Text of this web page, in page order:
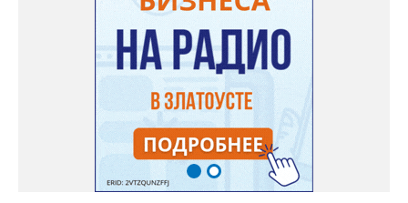
садовод советует сразу убрать семена в холодильник на два
месяца, а место посадки - мульчировать мелкой корой. Семена
самосевом в ней отлично прорастают. Если иногда срезать
сухие цветы и стряхивать семена вокруг куртины, лаванда
весной прорастет сама. Ещё один секрет – этот символ
Прованса не любит «вкусную» почву. Добавляйте в посадочную
яму гравий и песок – требуется хороший дренаж. В первый год
Екатерина рекомендует цветы убирать, чтобы силы куста
пошли на наращивание корневой системы. А со второго года
пусть лаванда цветёт во всю силу! Фото: Екатерина Бойко,
специально для «Златоуст.инфо». Обсуждение новости здесь
ВКОНТАКТЕ https://vk.com/newszlatoust74